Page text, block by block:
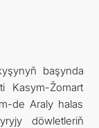
başynda
Kasym-Žomart
de Araly halas
döwletleriň